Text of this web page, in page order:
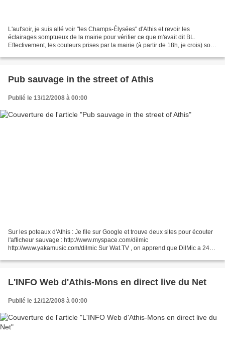
L'aut'soir, je suis allé voir "les Champs-Élysées" d'Athis et revoir les
éclairages somptueux de la mairie pour vérifier ce que m'avait dit BL.
Effectivement, les couleurs prises par la mairie (à partir de 18h, je crois) sont
Pub sauvage in the street of Athis
Publié le 13/12/2008 à 00:00
Sur les poteaux d'Athis : Je file sur Google et trouve deux sites pour écouter
l'afficheur sauvage : http://www.myspace.com/dilmic
http://www.yakamusic.com/dilmic Sur Wat.TV , on apprend que DilMic a 24
L'INFO Web d'Athis-Mons en direct live du Net
Publié le 12/12/2008 à 00:00